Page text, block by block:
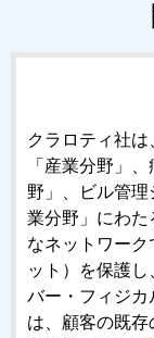
クラロティ社
「産業分野」
野」、ビル管
業分野」にわた
なネットワー
ット）を保護
バー・フィジカ
は、顧客の既存